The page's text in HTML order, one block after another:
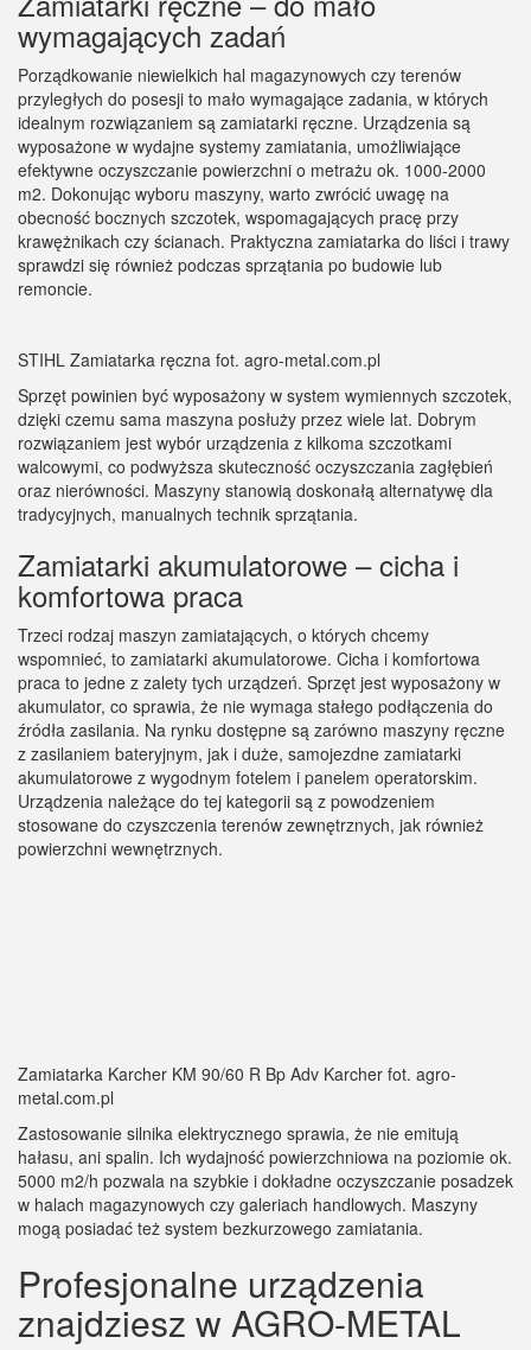
wymagających zadań
Porządkowanie niewielkich hal magazynowych czy terenów
przyległych do posesji to mało wymagające zadania, w których
idealnym rozwiązaniem są zamiatarki ręczne. Urządzenia są
wyposażone w wydajne systemy zamiatania, umożliwiające
efektywne oczyszczanie powierzchni o metrażu ok. 1000-2000
m2. Dokonując wyboru maszyny, warto zwrócić uwagę na
obecność bocznych szczotek, wspomagających pracę przy
krawężnikach czy ścianach. Praktyczna zamiatarka do liści i trawy
sprawdzi się również podczas sprzątania po budowie lub
remoncie.
STIHL Zamiatarka ręczna fot. agro-metal.com.pl
Sprzęt powinien być wyposażony w system wymiennych szczotek,
dzięki czemu sama maszyna posłuży przez wiele lat. Dobrym
rozwiązaniem jest wybór urządzenia z kilkoma szczotkami
walcowymi, co podwyższa skuteczność oczyszczania zagłębień
oraz nierówności. Maszyny stanowią doskonałą alternatywę dla
tradycyjnych, manualnych technik sprzątania.
Zamiatarki akumulatorowe – cicha i
komfortowa praca
Trzeci rodzaj maszyn zamiatających, o których chcemy
wspomnieć, to zamiatarki akumulatorowe. Cicha i komfortowa
praca to jedne z zalety tych urządzeń. Sprzęt jest wyposażony w
akumulator, co sprawia, że nie wymaga stałego podłączenia do
źródła zasilania. Na rynku dostępne są zarówno maszyny ręczne
z zasilaniem bateryjnym, jak i duże, samojezdne zamiatarki
akumulatorowe z wygodnym fotelem i panelem operatorskim.
Urządzenia należące do tej kategorii są z powodzeniem
stosowane do czyszczenia terenów zewnętrznych, jak również
powierzchni wewnętrznych.
mogą posiadać też system bezkurzowego zamiatania.
Profesjonalne urządzenia
znajdziesz w AGRO-METAL
Komfort pracy i intuicyjna obsługa to jedne z wielu zalet
nowoczesnych zamiatarek ręcznych, spalinowych oraz
doborze maszyny oraz szerokiego wyboru sprzętu do zamiatania,
to powinieneś zainteresować się ofertą sklepu internetowego
AGRO-METAL! Dlaczego warto skorzystać z ich asortymentu?